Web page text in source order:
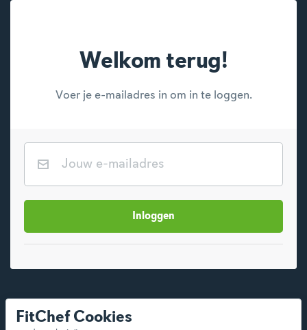
Welkom terug!
Voer je e-mailadres in om in te loggen.
Inloggen
FitChef Cookies